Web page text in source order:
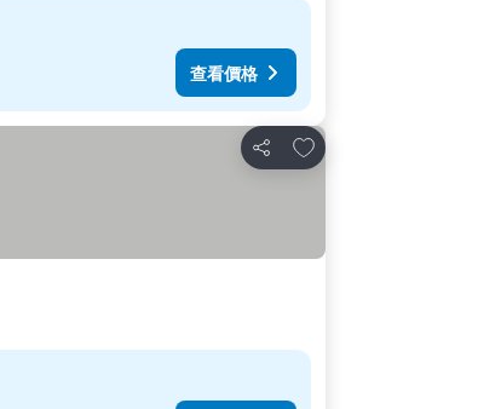
查看價格
分享
放到收藏夾